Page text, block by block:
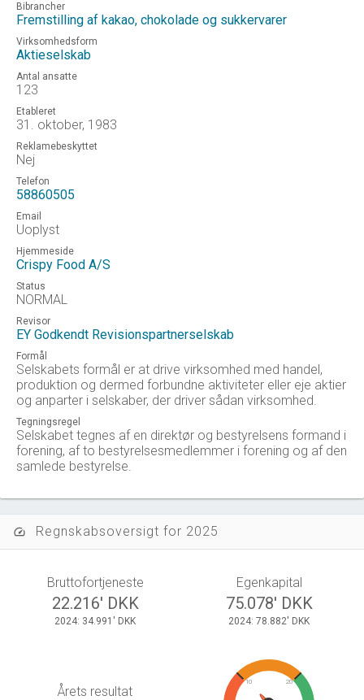
Bibrancher
Fremstilling af kakao, chokolade og sukkervarer
Virksomhedsform
Aktieselskab
Antal ansatte
123
Etableret
31. oktober, 1983
Reklamebeskyttet
Nej
Telefon
58860505
Email
Uoplyst
Hjemmeside
Crispy Food A/S
Status
NORMAL
Revisor
EY Godkendt Revisionspartnerselskab
Formål
Selskabets formål er at drive virksomhed med handel,
produktion og dermed forbundne aktiviteter eller eje aktier
og anparter i selskaber, der driver sådan virksomhed.
Tegningsregel
Selskabet tegnes af en direktør og bestyrelsens formand i
forening, af to bestyrelsesmedlemmer i forening og af den
samlede bestyrelse.
speed Regnskabsoversigt for 2025
Bruttofortjeneste
22.216' DKK
2024: 34.991' DKK
Egenkapital
75.078' DKK
2024: 78.882' DKK
Årets resultat
10 20